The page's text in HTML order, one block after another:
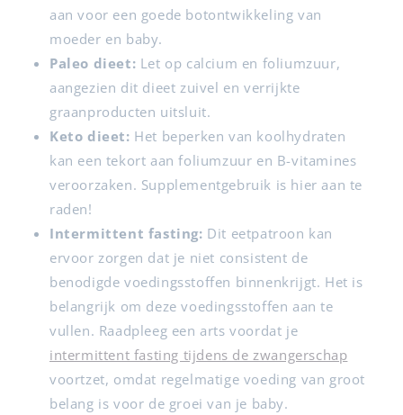
aan voor een goede botontwikkeling van
moeder en baby.
Paleo dieet: Let op calcium en foliumzuur,
aangezien dit dieet zuivel en verrijkte
graanproducten uitsluit.
Keto dieet: Het beperken van koolhydraten
kan een tekort aan foliumzuur en B-vitamines
veroorzaken. Supplementgebruik is hier aan te
raden!
Intermittent fasting: Dit eetpatroon kan
ervoor zorgen dat je niet consistent de
benodigde voedingsstoffen binnenkrijgt. Het is
belangrijk om deze voedingsstoffen aan te
vullen. Raadpleeg een arts voordat je
intermittent fasting tijdens de zwangerschap
voortzet, omdat regelmatige voeding van groot
belang is voor de groei van je baby.